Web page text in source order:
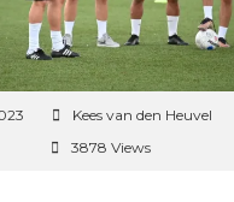
Kees van den Heuvel
3878 Views